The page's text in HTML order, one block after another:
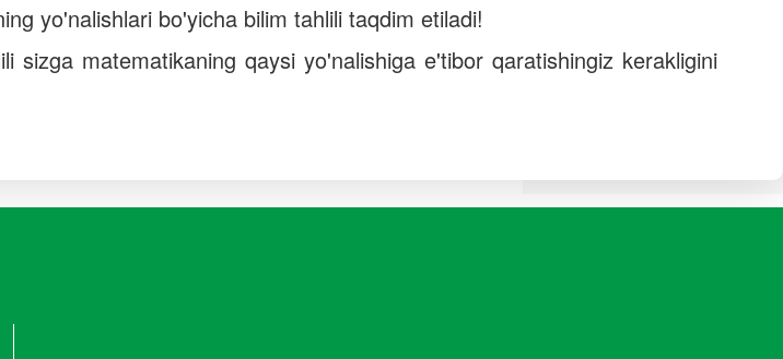
yo'nalishlari bo'yicha bilim tahlili taqdim etiladi!
matematikaning qaysi yo'nalishiga e'tibor qaratishingiz kerakligini